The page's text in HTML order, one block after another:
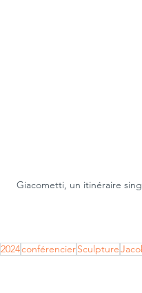
Giacometti, un itinéraire
2024conférencierSculpture